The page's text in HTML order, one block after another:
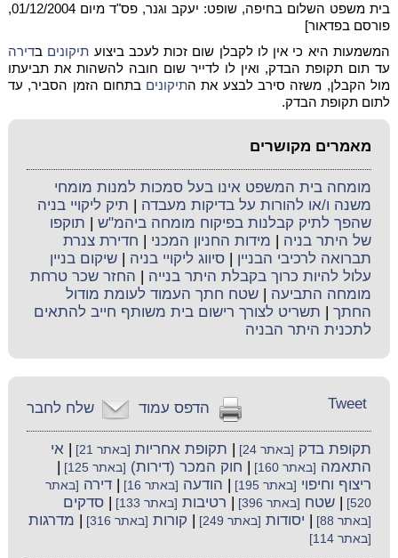
בית משפט השלום בחיפה, שופט: יעקב וגנר, פס"ד מיום 01/12/2004,
פורסם בפדאור]
המשמעות היא כי אין לו לקבלן שום זכות לעכב ביצוע תיקונים בדירה
עד תום תקופת הבדק, ואין לו לדייר שום חובה להשהות את תביעתו
מול הקבלן, משזה סירב לבצע את התיקונים בתחום הזמן הסביר, עד
לתום תקופת הבדק.
מאמרים מקושרים
מומחה בית המשפט אינו בעל סמכות למנות מומחי
משנה ו/או להורות על בדיקות מעבדה
תיק ליקויי בניה
שהפך לתיק קבלנות בפיקוח מומחה ביהמ"ש
תוקפו
של היתר בניה
מידות החניון המכני
חדירת צנרת
תברואה לרכיבי הבניין |סיווג ליקויי בניה |שיקום בניין
עלול להיות כרוך בקבלת היתר בנייה
החזר שכר טרחת
מומחה התביעה |שטח חתך העמוד לעומת מודול
החתך
תשריט לצורך רישום בית משותף חייב להתאים
לתכנית היתר הבניה
שלח לחבר הדפס עמוד Tweet
תקופת בדק [באתר 24] תקופת אחריות [באתר 21] |אי
התאמה [באתר 160] חוק המכר (דירות) [באתר 125]
ריצוף וחיפוי [באתר 195] הודעה [באתר 16] |דירה [באתר
520]
|שטח [באתר 396] רטיבות [באתר 133] |סדקים
[באתר 88] יסודות [באתר 249] קורות [באתר 316] מדרגות
[באתר 114]